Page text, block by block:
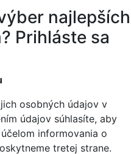
najlepších
Prihláste sa
osobných údajov v
údajov súhlasíte, aby
informovania o
tretej strane.